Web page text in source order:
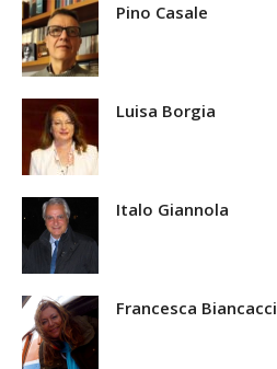
Pino Casale
Luisa Borgia
Italo Giannola
Francesca Biancacci